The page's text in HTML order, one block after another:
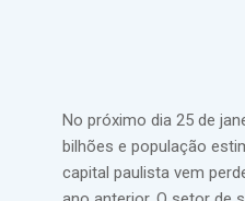
No próximo dia 25 de
bilhões e população
capital paulista vem